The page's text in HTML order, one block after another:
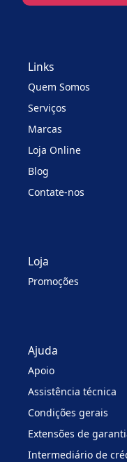
Links
Quem Somos
Serviços
Marcas
Loja Online
Blog
Contate-nos
Loja
Promoções
Ajuda
Apoio
Assistência técnica
Condições gerais
Extensões de
Intermediário de